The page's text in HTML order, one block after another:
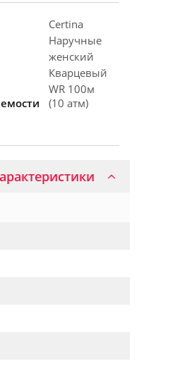
Certina
Наручные
женский
Кварцевый
WR 100м
(10 атм)